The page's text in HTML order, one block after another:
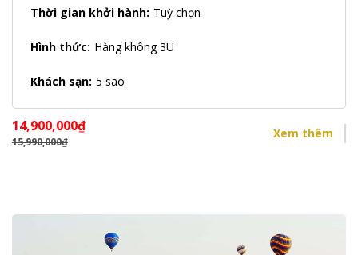
Thời gian khởi hành: Tuỳ chọn
Hình thức: Hàng không 3U
Khách sạn: 5 sao
14,900,000₫
15,990,000₫
Xem thêm